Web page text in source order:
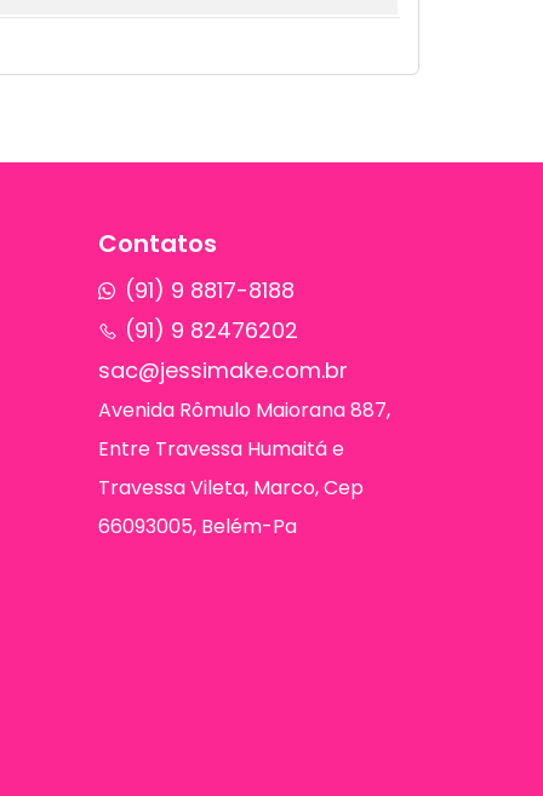
Contatos
(91) 9 8817-8188
(91) 9 82476202
sac@jessimake.com.br
Avenida Rômulo Maiorana 887,
Entre Travessa Humaitá e
Travessa Vileta, Marco, Cep
66093005, Belém-Pa